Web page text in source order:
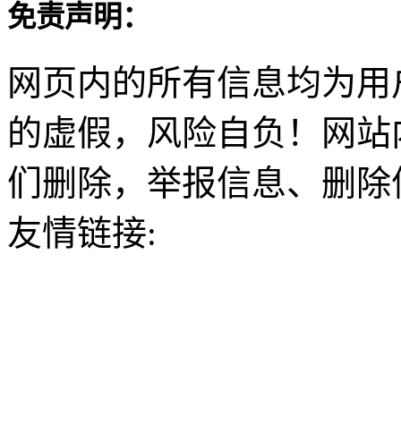
免责声明：
网页内的所有信息均为
的虚假，风险自负！网
们删除，举报信息、删
友情链接: